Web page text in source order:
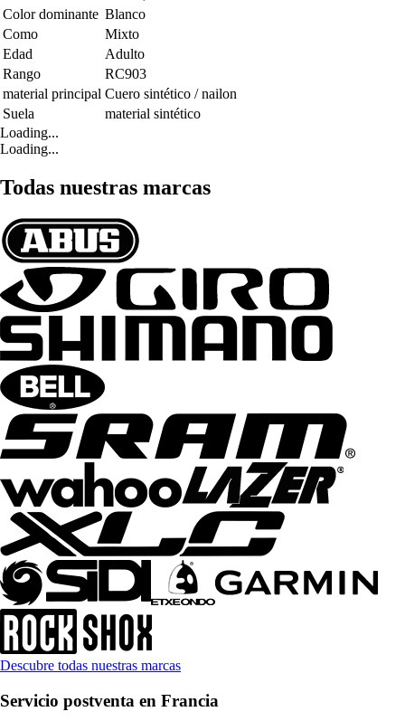
Color dominante Blanco
Como
Mixto
Edad
Adulto
Rango
RC903
material principal Cuero sintético / nailon
Suela
material sintético
Loading...
Loading...
Todas nuestras marcas
Descubre todas nuestras marcas
Servicio postventa en Francia